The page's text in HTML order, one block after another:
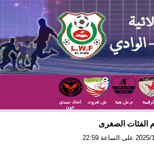
م.ش.هبة ش.تغزوت
اتحاد سيدي
عون
الفئات الصغرى